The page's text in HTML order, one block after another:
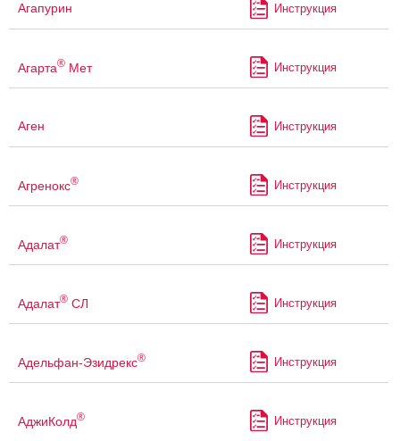
Агапурин Инструкция
Агарта® Мет Инструкция
Аген Инструкция
Агренокс® Инструкция
Адалат® Инструкция
Адалат® СЛ Инструкция
Адельфан-Эзидрекс® Инструкция
АджиКолд® Инструкция